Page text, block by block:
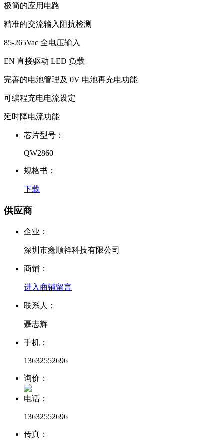
极简的应用电路
精准的交流输入阻抗检测
85-265Vac 全电压输入
EN 直接驱动 LED 负载
完善的电池管理及 0V 电池再充电功能
可编程充电电流设定
延时降电流功能
芯片型号：
QW2860
规格书：
下载
供应商
企业：
深圳市鑫顺祥科技有限公司
商铺：
进入商铺留言
联系人：
聂志辉
手机：
13632552696
询价：
电话：
13632552696
传真：